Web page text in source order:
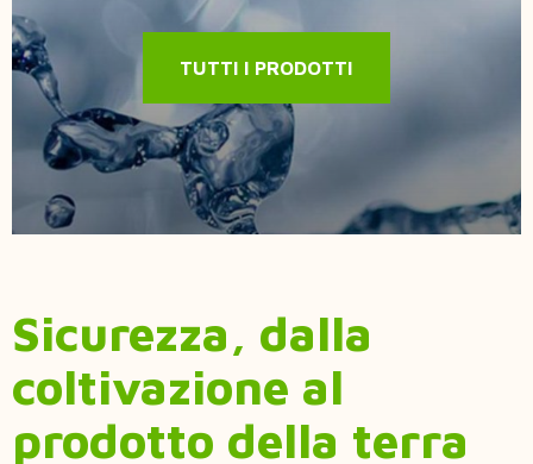
TUTTI I PRODOTTI
Sicurezza, dalla
coltivazione al
prodotto della terra